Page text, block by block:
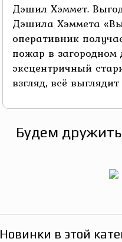
Дэшил Хэммет.
Дэшила Хэммета
оперативник
пожар в загородном
эксцентричный
взгляд, всё
Будем
Новинки в этой